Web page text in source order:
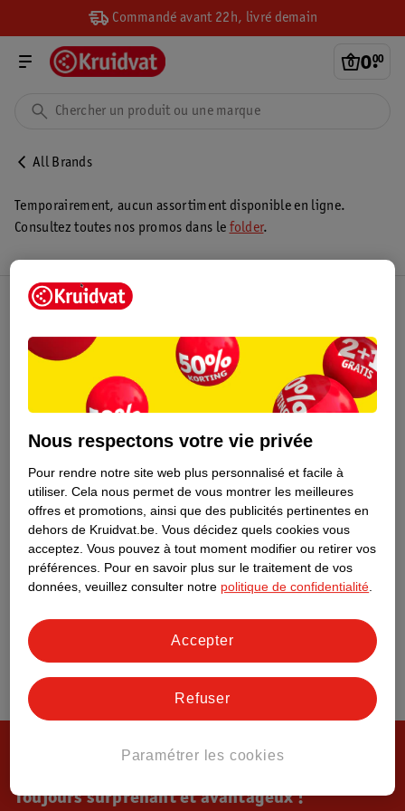
Commandé avant 22h, livré demain
0.
00
All Brands
Temporairement, aucun assortiment disponible en ligne.
Consultez toutes nos promos dans le folder.
Toujours surprenant et avantageux !
Nous respectons votre vie privée
Pour rendre notre site web plus personnalisé et facile à
utiliser. Cela nous permet de vous montrer les meilleures
offres et promotions, ainsi que des publicités pertinentes en
dehors de Kruidvat.be. Vous décidez quels cookies vous
acceptez. Vous pouvez à tout moment modifier ou retirer vos
préférences. Pour en savoir plus sur le traitement de vos
données, veuillez consulter notre politique de confidentialité
Paramétrer les cookies
Refuser
Accepter